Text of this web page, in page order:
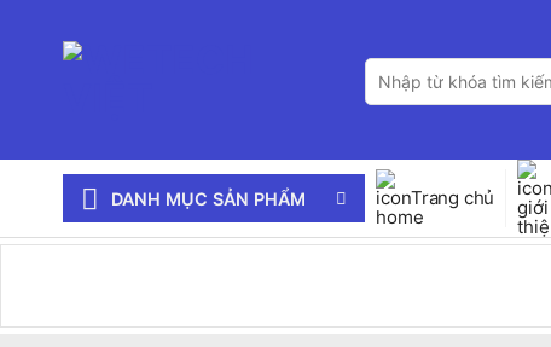
Tìm
kiếm:
DANH MỤC SẢN PHẨM Trang chủ